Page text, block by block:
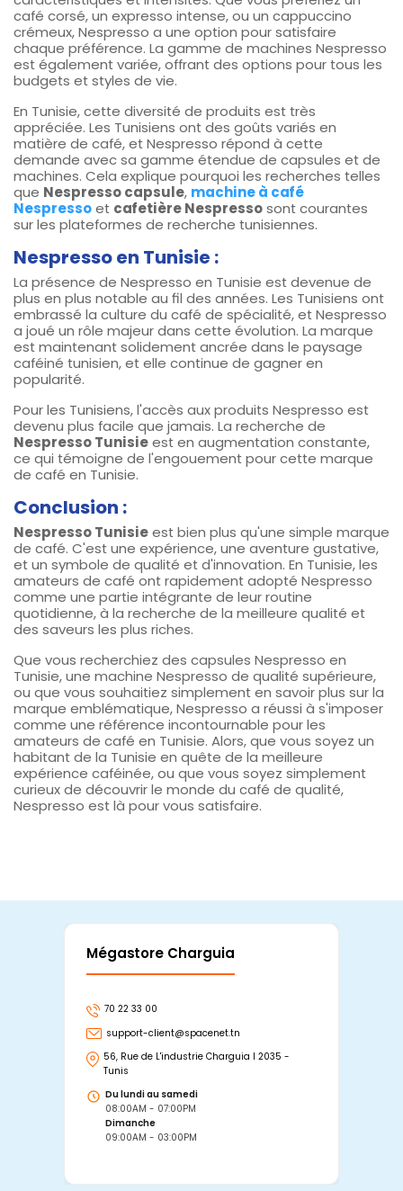
café corsé, un expresso intense, ou un cappuccino
crémeux, Nespresso a une option pour satisfaire
chaque préférence. La gamme de machines Nespresso
est également variée, offrant des options pour tous les
budgets et styles de vie.
En Tunisie, cette diversité de produits est très
appréciée. Les Tunisiens ont des goûts variés en
matière de café, et Nespresso répond à cette
demande avec sa gamme étendue de capsules et de
machines. Cela explique pourquoi les recherches telles
que Nespresso capsule, machine à café
Nespressoet cafetière Nespressosont courantes
sur les plateformes de recherche tunisiennes.
Nespresso en Tunisie :
La présence de Nespresso en Tunisie est devenue de
plus en plus notable au fil des années. Les Tunisiens ont
embrassé la culture du café de spécialité, et Nespresso
a joué un rôle majeur dans cette évolution. La marque
est maintenant solidement ancrée dans le paysage
caféiné tunisien, et elle continue de gagner en
popularité.
Pour les Tunisiens, l'accès aux produits Nespresso est
devenu plus facile que jamais. La recherche de
Nespresso Tunisieest en augmentation constante,
ce qui témoigne de l'engouement pour cette marque
de café en Tunisie.
Conclusion :
Nespresso Tunisieest bien plus qu'une simple marque
de café. C'est une expérience, une aventure gustative,
et un symbole de qualité et d'innovation. En Tunisie, les
amateurs de café ont rapidement adopté Nespresso
comme une partie intégrante de leur routine
quotidienne, à la recherche de la meilleure qualité et
des saveurs les plus riches.
Que vous recherchiez des capsules Nespresso en
Tunisie, une machine Nespresso de qualité supérieure,
ou que vous souhaitiez simplement en savoir plus sur la
marque emblématique, Nespresso a réussi à s'imposer
comme une référence incontournable pour les
amateurs de café en Tunisie. Alors, que vous soyez un
habitant de la Tunisie en quête de la meilleure
expérience caféinée, ou que vous soyez simplement
curieux de découvrir le monde du café de qualité,
Nespresso est là pour vous satisfaire.
Mégastore Charguia
70 22 33 00
support-client@spacenet.tn
56, Rue de L'industrie Charguia I 2035 -
Tunis
Du lundi au samedi
08:00AM - 07:00PM
Dimanche
09:00AM - 03:00PM